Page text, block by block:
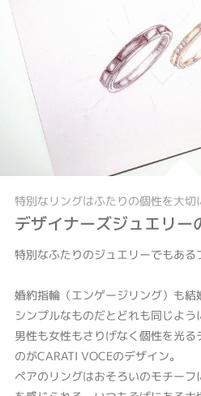
特別なリングはふたりの個性を大切
デザイナーズジュエリー
特別なふたりのジュエリーでもある
婚約指輪（エンゲージリング）も
シンプルなものだとどれも同じよう
男性も女性もさりげなく個性を光
のがCARATI VOCEのデザイン。
ペアのリングはおそろいのモチー